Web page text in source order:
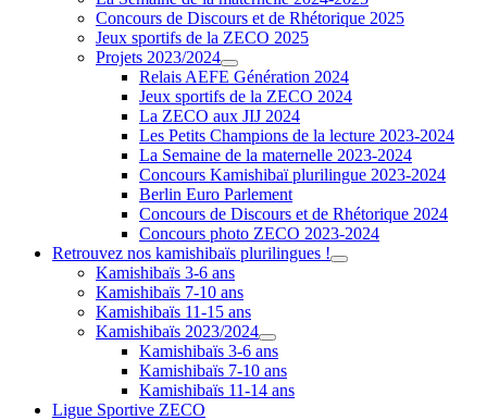
Concours de Discours et de Rhétorique 2025
Jeux sportifs de la ZECO 2025
Projets 2023/2024
Relais AEFE Génération 2024
Jeux sportifs de la ZECO 2024
La ZECO aux JIJ 2024
Les Petits Champions de la lecture 2023-2024
La Semaine de la maternelle 2023-2024
Concours Kamishibaï plurilingue 2023-2024
Berlin Euro Parlement
Concours de Discours et de Rhétorique 2024
Concours photo ZECO 2023-2024
Retrouvez nos kamishibaïs plurilingues !
Kamishibaïs 3-6 ans
Kamishibaïs 7-10 ans
Kamishibaïs 11-15 ans
Kamishibaïs 2023/2024
Kamishibaïs 3-6 ans
Kamishibaïs 7-10 ans
Kamishibaïs 11-14 ans
Ligue Sportive ZECO